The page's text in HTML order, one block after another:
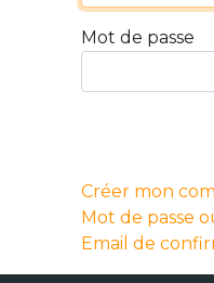
Mot de passe
Créer mon
Mot de passe
Email de